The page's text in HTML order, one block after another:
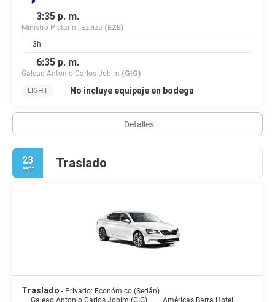
3:35 p. m.
Ministro Pistarini, Ezeiza (EZE)
3h
6:35 p. m.
Galeao Antonio Carlos Jobim (GIG)
LIGHT
No incluye equipaje en bodega
Detalles
23
sept Traslado
Traslado - Privado: Económico (Sedán)
Galeao Antonio Carlos Jobim (GIG)
Américas Barra Hotel